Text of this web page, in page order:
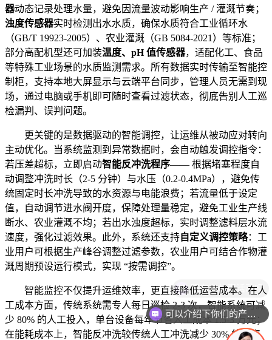
器动态记录处理水量，避免因流量波动影响生产 / 灌溉节奏；
浊度传感器实时检测出水水质，确保水质符合工业循环水
（GB/T 19923-2005）、农业灌溉（GB 5084-2021）等标准；
部分高配机型还可加装温度、pH 值传感器，适配化工、食品
等特殊工业场景的水质监测需求。所有数据实时传输至智能控
制柜，支持本地大屏显示与云端平台同步，管理人员无需到现
场，通过电脑或手机即可随时查看过滤状态，彻底告别人工巡
检漏判、误判问题。
更关键的是数据驱动的智能调控，让运维从被动应对转向
主动优化。当系统监测到异常数据时，会自动触发调控指令：
若压差超标，立即启动智能反冲洗程序—— 根据堵塞程度自
动调整冲洗时长（2-5 分钟）与水压（0.2-0.4MPa），避免传
统固定时长冲洗导致的水资源与电能浪费；若流量低于设定
值，自动调节进水阀开度，保障处理量稳定，避免工业生产线
断水、农业灌溉不均；若出水浊度超标，实时调整滤料层水流
速度，强化过滤效果。此外，系统还支持自定义调控策略：工
业用户可根据生产峰谷调整过滤参数，农业用户可结合作物灌
溉周期预设运行模式，实现 “按需调控”。
智能监控不仅提升运维效率，更直接降低运营成本。在人
工成本方面，传统系统需专人每日巡检 2-3 次，智能系统可减
少 80% 的人工投入，单台设备每年节省人工成本 1.5-3 万元；
在能耗成本上，智能反冲洗较传统人工冲洗减少 30% 的水资
现在有优惠活动吗